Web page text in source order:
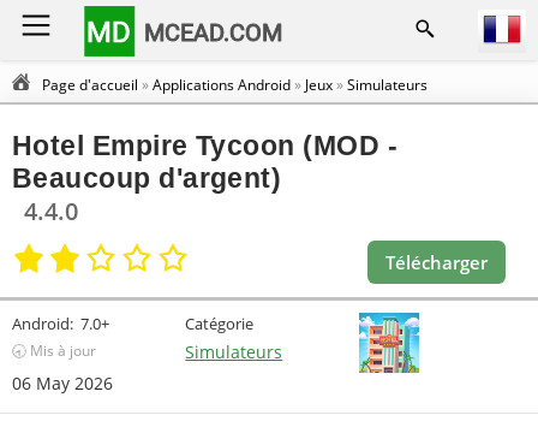
MD MCEAD.COM
Page d'accueil »Applications Android» Jeux»Simulateurs
Hotel Empire Tycoon (MOD -
Beaucoup d'argent)
4.4.0
Télécharger
Android: 7.0+
🕣 Mis à jour
06 May 2026
Catégorie
Simulateurs